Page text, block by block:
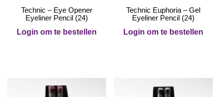
Technic – Eye Opener
Eyeliner Pencil (24)
Login om te bestellen
Technic Euphoria – Gel
Eyeliner Pencil (24)
Login om te bestellen